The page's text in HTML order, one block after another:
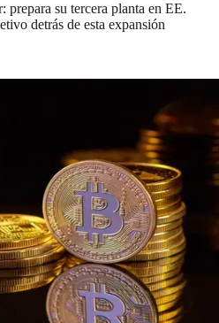
prepara su tercera planta en EE.
detrás de esta expansión